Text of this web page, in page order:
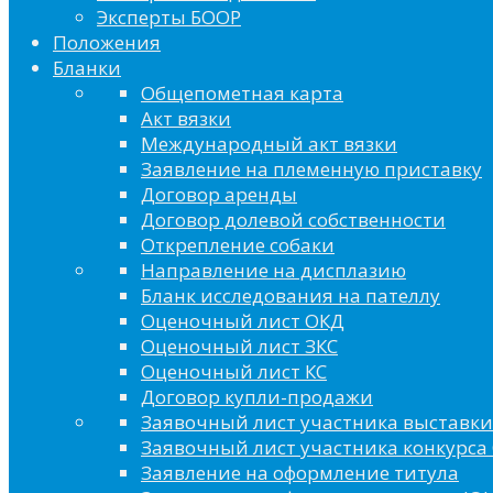
Эксперты БООР
Положения
Бланки
Общепометная карта
Акт вязки
Международный акт вязки
Заявление на племенную приставку
Договор аренды
Договор долевой собственности
Открепление собаки
Направление на дисплазию
Бланк исследования на пателлу
Оценочный лист ОКД
Оценочный лист ЗКС
Оценочный лист КС
Договор купли-продажи
Заявочный лист участника выставки
Заявочный лист участника конкурса
Заявление на оформление титула